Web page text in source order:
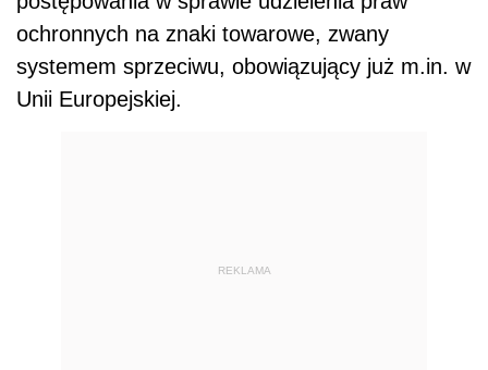
ochronnych na znaki towarowe, zwany
systemem sprzeciwu, obowiązujący już m.in. w
Unii Europejskiej.
REKLAMA